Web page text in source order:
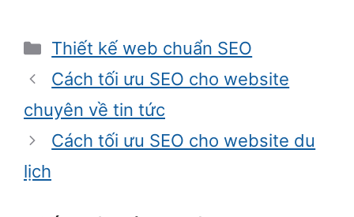
Danh
mục
Thiết kế web chuẩn SEO
Cách tối ưu SEO cho website
chuyên về tin tức
Cách tối ưu SEO cho website du
lịch